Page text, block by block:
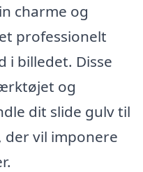
charme og
professionelt
i billedet. Disse
og
dit slide gulv til
vil imponere